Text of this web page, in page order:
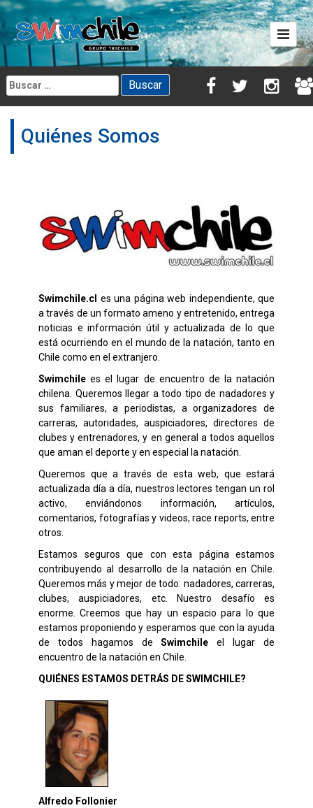
Skip
content
Buscar:
Quiénes Somos
Swimchile.cl es una página web independiente, que
a través de un formato ameno y entretenido, entrega
noticias e información útil y actualizada de lo que
está ocurriendo en el mundo de la natación, tanto en
Chile como en el extranjero.
Swimchile es el lugar de encuentro de la natación
chilena. Queremos llegar a todo tipo de nadadores y
sus familiares, a periodistas, a organizadores de
carreras, autoridades, auspiciadores, directores de
clubes y entrenadores, y en general a todos aquellos
que aman el deporte y en especial la natación.
Queremos que a través de esta web, que estará
actualizada día a día, nuestros lectores tengan un rol
activo, enviándonos información, artículos,
comentarios, fotografías y videos, race reports, entre
otros.
Estamos seguros que con esta página estamos
contribuyendo al desarrollo de la natación en Chile.
Queremos más y mejor de todo: nadadores, carreras,
clubes, auspiciadores, etc. Nuestro desafío es
enorme. Creemos que hay un espacio para lo que
estamos proponiendo y esperamos que con la ayuda
de todos hagamos deSwimchileel lugar de
encuentro de la natación en Chile.
QUIÉNES ESTAMOS DETRÁS DE SWIMCHILE?
Alfredo Follonier